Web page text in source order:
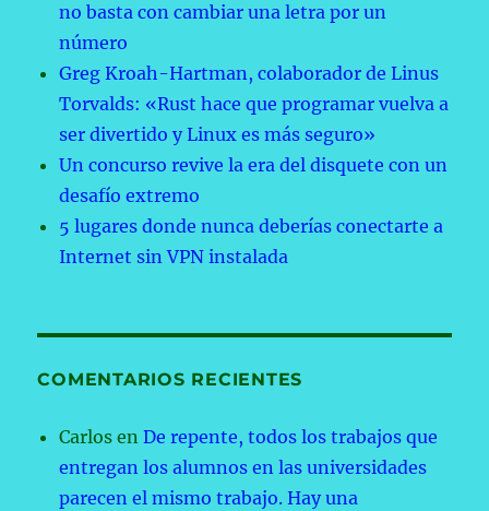
no basta con cambiar una letra por un
número
Greg Kroah-Hartman, colaborador de Linus
Torvalds: «Rust hace que programar vuelva a
ser divertido y Linux es más seguro»
Un concurso revive la era del disquete con un
desafío extremo
5 lugares donde nunca deberías conectarte a
Internet sin VPN instalada
COMENTARIOS RECIENTES
Carlos enDe repente, todos los trabajos que
entregan los alumnos en las universidades
parecen el mismo trabajo. Hay una